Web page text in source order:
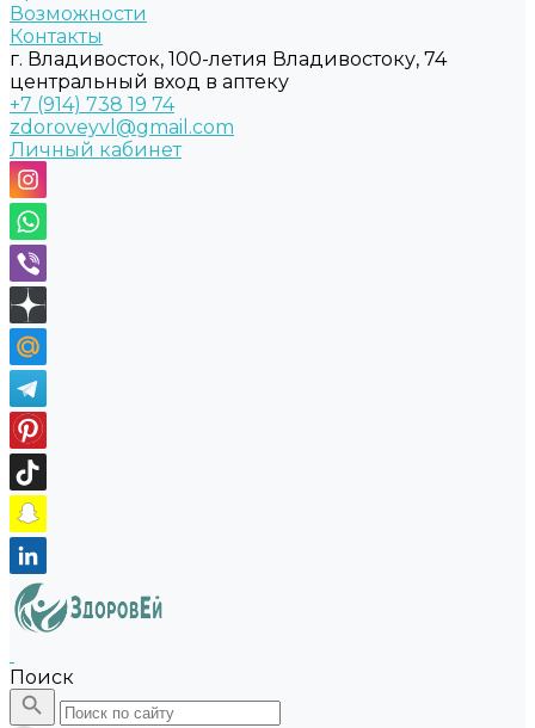
Возможности
Контакты
г. Владивосток, 100-летия Владивостоку, 74
центральный вход в аптеку
+7 (914) 738 19 74
zdoroveyvl@gmail.com
Личный кабинет
Поиск